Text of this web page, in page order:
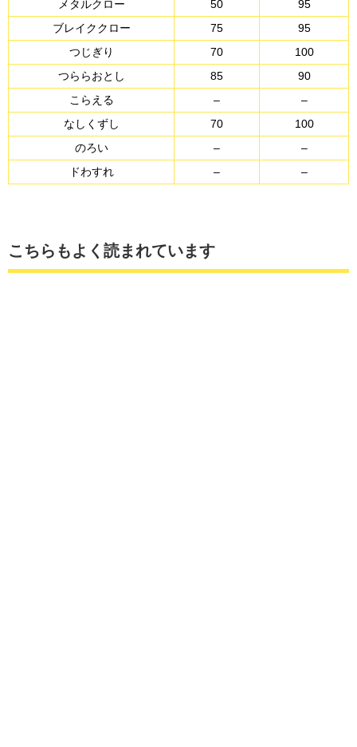
メタルクロー 50
95
ブレイククロー
75
95
つじぎり
70
100
つららおとし
85
90
こらえる
–
–
なしくずし
70
100
のろい
–
–
ドわすれ
– –
こちらもよく読まれています